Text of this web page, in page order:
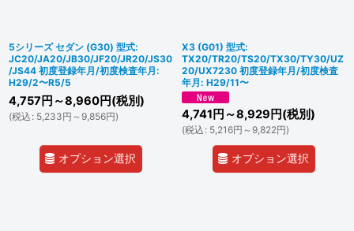
5シリーズ セダン (G30) 型式:
JC20/JA20/JB30/JF20/JR20/JS30
/JS44 初度登録年月/初度検査年月:
H29/2〜R5/5
4,757 円 ～8,960円(税別)
(税込 : 5,233円 ～9,856円)
オプション選択
X3 (G01) 型式:
TX20/TR20/TS20/TX30/TY30/UZ
20/UX7230 初度登録年月/初度検査
年月: H29/11〜
4,741 円 ～8,929 円(税別)
(税込 : 5,216円 ～9,822円)
オプション選択